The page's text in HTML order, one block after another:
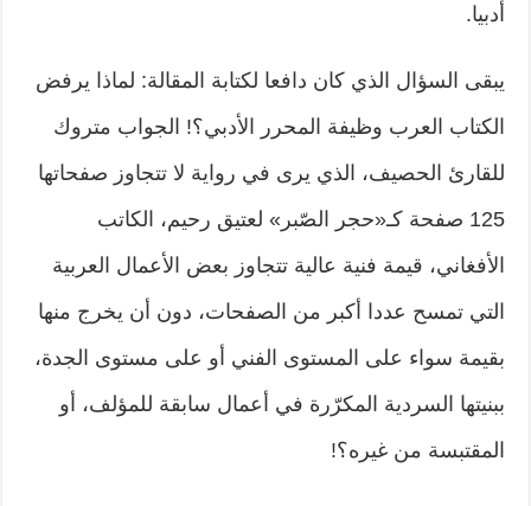
أدبيا.
يبقى السؤال الذي كان دافعا لكتابة المقالة: لماذا يرفض
الكتاب العرب وظيفة المحرر الأدبي؟! الجواب متروك
للقارئ الحصيف، الذي يرى في رواية لا تتجاوز صفحاتها
125 صفحة كـ«حجر الصّبر» لعتيق رحيم، الكاتب
الأفغاني، قيمة فنية عالية تتجاوز بعض الأعمال العربية
التي تمسح عددا أكبر من الصفحات، دون أن يخرج منها
بقيمة سواء على المستوى الفني أو على مستوى الجدة،
ببنيتها السردية المكرّرة في أعمال سابقة للمؤلف، أو
المقتبسة من غيره؟!